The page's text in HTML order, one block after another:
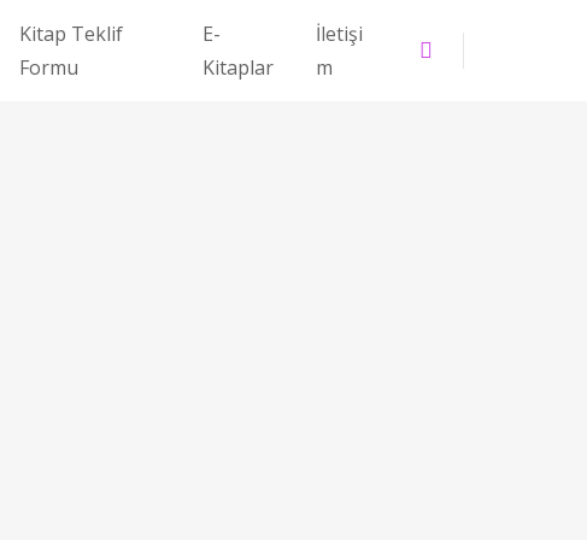
Kitap Teklif
Formu
E-
Kitaplar
İletişi
m